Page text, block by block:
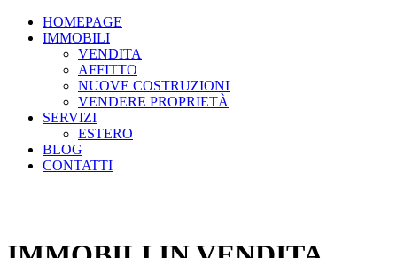
HOMEPAGE
IMMOBILI
VENDITA
AFFITTO
NUOVE COSTRUZIONI
VENDERE PROPRIETÀ
SERVIZI
ESTERO
BLOG
CONTATTI